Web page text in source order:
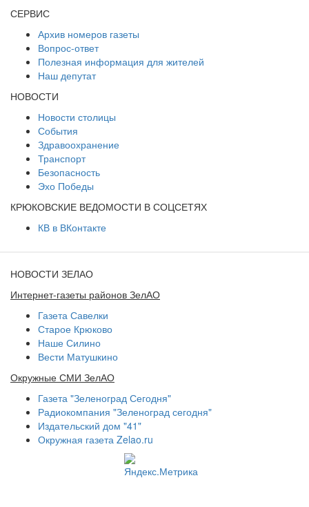
СЕРВИС
Архив номеров газеты
Вопрос-ответ
Полезная информация для жителей
Наш депутат
НОВОСТИ
Новости столицы
События
Здравоохранение
Транспорт
Безопасность
Эхо Победы
КРЮКОВСКИЕ ВЕДОМОСТИ В СОЦСЕТЯХ
КВ в ВКонтакте
НОВОСТИ ЗЕЛАО
Интернет-газеты районов ЗелАО
Газета Савелки
Старое Крюково
Наше Силино
Вести Матушкино
Окружные СМИ ЗелАО
Газета "Зеленоград Сегодня"
Радиокомпания "Зеленоград сегодня"
Издательский дом "41"
Окружная газета Zelao.ru